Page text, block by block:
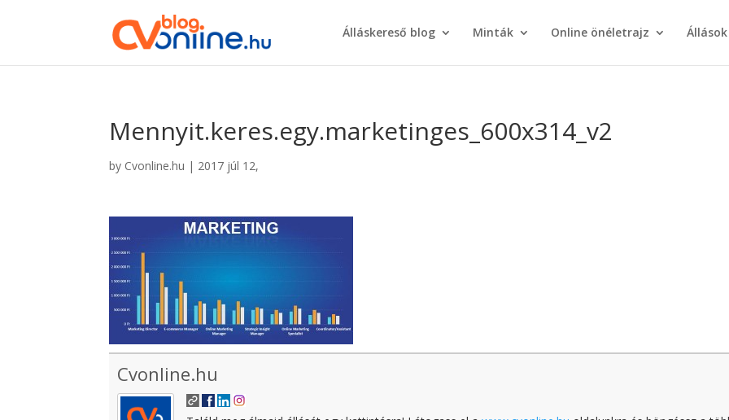
Álláskereső blog Minták Online önéletrajz Állások
Mennyit.keres.egy.marketinges_600x314_v2
by Cvonline.hu | 2017 júl 12,
Cvonline.hu